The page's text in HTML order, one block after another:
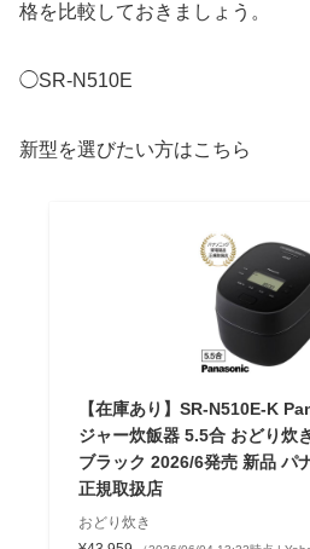
格を比較しておきましょう。
◯SR-N510E
新型を選びたい方はこちら
【在庫あり】SR-N510E-K
ジャー炊飯器 5.5合 おどり炊
ブラック 2026/6発売 新品 パ
正規取扱店
おどり炊き